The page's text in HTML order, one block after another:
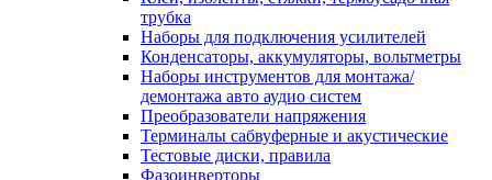
трубка
Наборы для подключения усилителей
Конденсаторы, аккумуляторы, вольтметры
Наборы инструментов для монтажа/
демонтажа авто аудио систем
Преобразователи напряжения
Терминалы сабвуферные и акустические
Тестовые диски, правила
Фазоинверторы